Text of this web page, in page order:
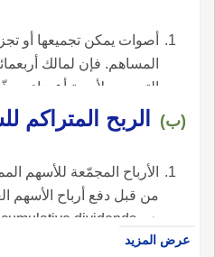
أصوات يمكن تجميعها أو
المساهم. فإن لمالك
التصويت لأربعة
تصويتية مائة سهم لكلّ
cumulative voting.
(ب) الربح المتراكم
الأرباح المجمّعة للأسهم
من قبل دفع أرباح الأسهم
هي cumulative dividends.
عرض المزيد